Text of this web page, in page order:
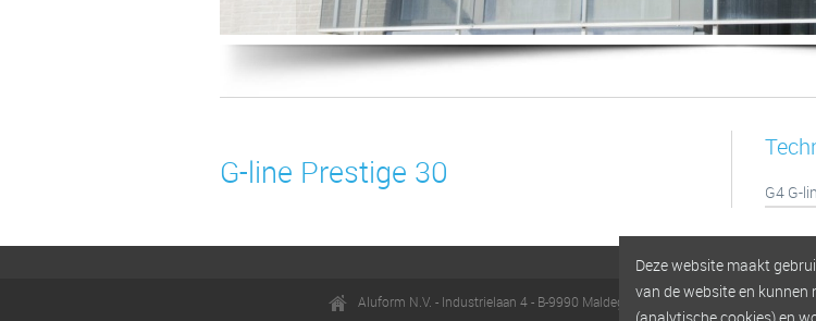
G-line Prestige 30
G4 G-
Aluform N.V. - Industrielaan 4 - B-9990 Maldegem Tel:+32 (0)50 72 02
Deze website maakt
van de website en